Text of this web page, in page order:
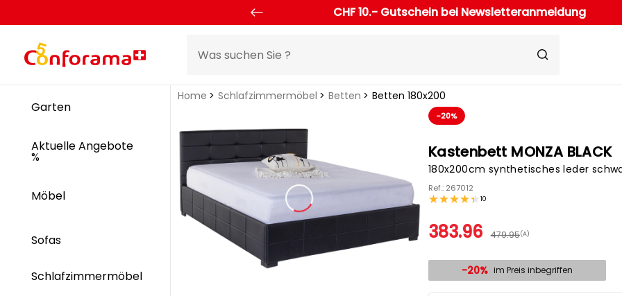
CHF 10.- Gutschein bei Newsletteranmeldung
Garten
Aktuelle Angebote
%
Möbel
Sofas
Schlafzimmermöbel
Home Schlafzimmermöbel Betten Betten 180x200
-20%
Kastenbett MONZA BLACK
180x200cm synthetisches leder
Ref.: 267012
10
383.96 479.95(A)
-20% im Preis inbegriffen